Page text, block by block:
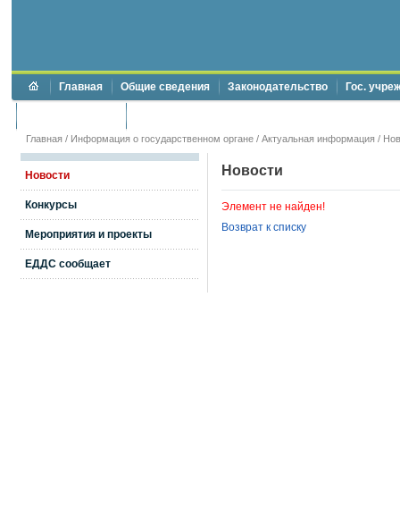
Главная Общие сведения Законодательство Гос.
Главная / Информация о государственном органе / Актуальная информация /
Новости
Конкурсы
Мероприятия и проекты
ЕДДС сообщает
Новости
Элемент не найден!
Возврат к списку